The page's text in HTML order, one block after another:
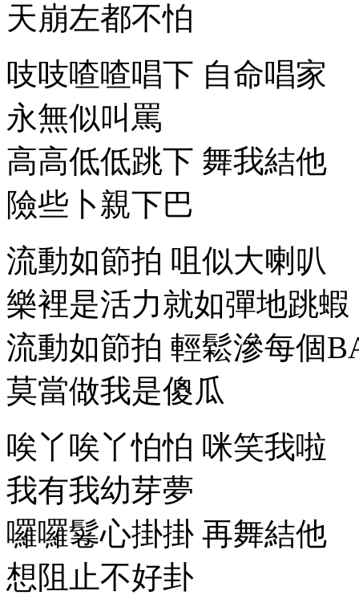
天崩左都不怕
吱吱喳喳唱下 自命唱家
永無似叫罵
高高低低跳下 舞我結他
險些卜親下巴
流動如節拍 咀似大喇叭
樂裡是活力就如彈地跳蝦
流動如節拍 輕鬆滲每個
莫當做我是傻瓜
唉丫唉丫怕怕 咪笑我啦
我有我幼芽夢
囉囉鬈心掛掛 再舞結他
想阻止不好卦